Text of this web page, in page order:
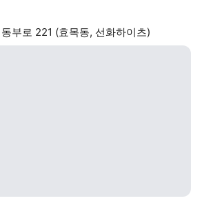
부로 221 (효목동, 선화하이츠)